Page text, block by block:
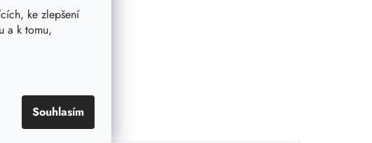
ke zlepšení
a k tomu,
Souhlasím